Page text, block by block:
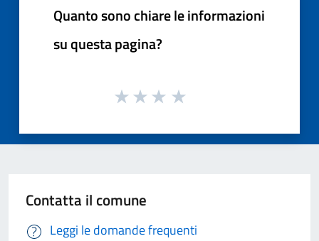
Quanto sono chiare le informazioni
su questa pagina?
Contatta il comune
Leggi le domande frequenti